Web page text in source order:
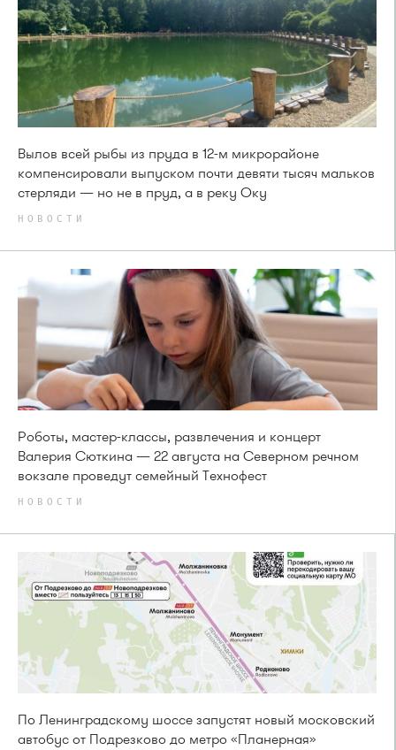
Вылов всей рыбы из пруда в 12-м микрорайоне
компенсировали выпуском почти девяти тысяч мальков
стерляди — но не в пруд, а в реку Оку
НОВОСТИ
Роботы, мастер-классы, развлечения и концерт
Валерия Сюткина — 22 августа на Северном речном
вокзале проведут семейный Технофест
НОВОСТИ
По Ленинградскому шоссе запустят новый московский
автобус от Подрезково до метро «Планерная»